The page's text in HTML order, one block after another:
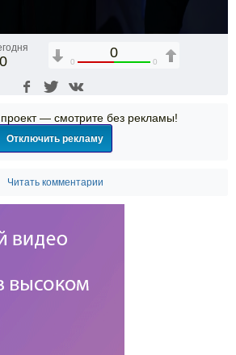
0
0
0 0
— смотрите без рекламы!
Отключить рекламу
Читать комментарии